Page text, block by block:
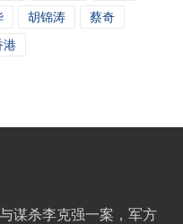
胡锦涛
蔡奇
港
谋杀李克强一案，军方